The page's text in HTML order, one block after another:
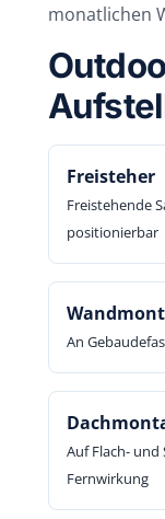
monatlichen
Freisteher
Freistehende
positionierbar
An
Auf Flach- und
Fernwirkung